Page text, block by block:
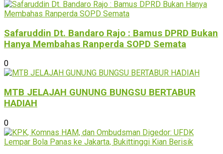
Safaruddin Dt. Bandaro Rajo : Bamus DPRD Bukan
Hanya Membahas Ranperda SOPD Semata
0
MTB JELAJAH GUNUNG BUNGSU BERTABUR
HADIAH
0